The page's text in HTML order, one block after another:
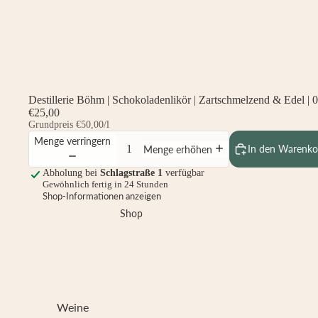
Shop
Weine
Destillerie Böhm | Schokoladenlikör | Zartschmelzend & Edel |
€25,00
Grundpreis €50,00/l
Menge verringern
Menge erhöhen In den
Abholung bei Schlagstraße 1 verfügbar
Gewöhnlich fertig in 24 Stunden
Shop-Informationen anzeigen